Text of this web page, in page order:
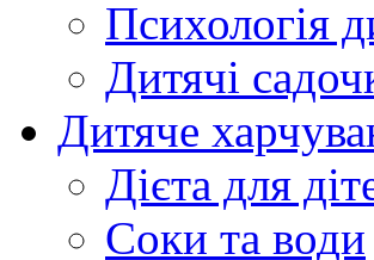
Психологія
Дитячі
Дитяче
Дієта для
Соки та води